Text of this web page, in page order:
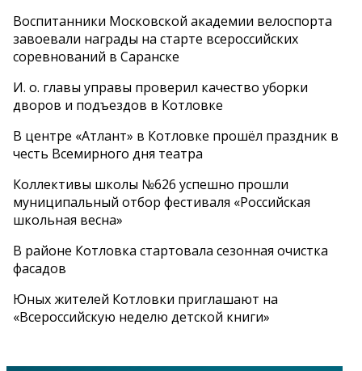
Воспитанники Московской академии велоспорта
завоевали награды на старте всероссийских
соревнований в Саранске
И. о. главы управы проверил качество уборки
дворов и подъездов в Котловке
В центре «Атлант» в Котловке прошёл праздник в
честь Всемирного дня театра
Коллективы школы №626 успешно прошли
муниципальный отбор фестиваля «Российская
школьная весна»
В районе Котловка стартовала сезонная очистка
фасадов
Юных жителей Котловки приглашают на
«Всероссийскую неделю детской книги»